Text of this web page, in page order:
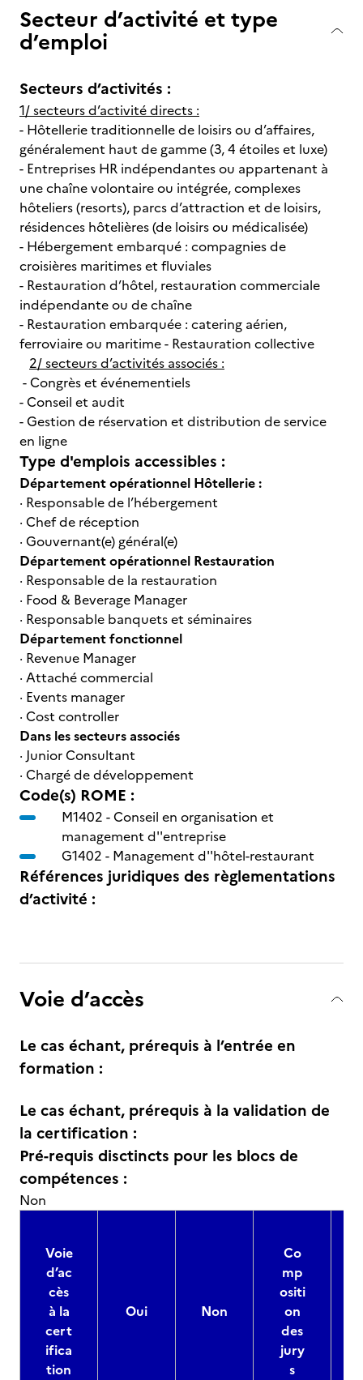
Secteur d’activité et type
d’emploi
Secteurs d’activités :
1/ secteurs d’activité directs :
- Hôtellerie traditionnelle de loisirs ou d’affaires,
généralement haut de gamme (3, 4 étoiles et luxe)
- Entreprises HR indépendantes ou appartenant à
une chaîne volontaire ou intégrée, complexes
hôteliers (resorts), parcs d’attraction et de loisirs,
résidences hôtelières (de loisirs ou médicalisée)
- Hébergement embarqué : compagnies de
croisières maritimes et fluviales
- Restauration d’hôtel, restauration commerciale
indépendante ou de chaîne
- Restauration embarquée : catering aérien,
ferroviaire ou maritime - Restauration collective
2/ secteurs d’activités associés :
- Congrès et événementiels
- Conseil et audit
- Gestion de réservation et distribution de service
en ligne
Type d'emplois accessibles :
Département opérationnel Hôtellerie :
· Responsable de l’hébergement
· Chef de réception
· Gouvernant(e) général(e)
Département opérationnel Restauration
· Responsable de la restauration
· Food & Beverage Manager
· Responsable banquets et séminaires
Département fonctionnel
· Revenue Manager
· Attaché commercial
· Events manager
· Cost controller
Dans les secteurs associés
· Junior Consultant
· Chargé de développement
Code(s) ROME :
M1402 -Conseil en organisation et
management d''entreprise
G1402 - Management d''hôtel-restaurant
Références juridiques des règlementations
d’activité :
Voie d’accès
Le cas échant, prérequis à l’entrée en
formation :
Le cas échant, prérequis à la validation de
la certification :
Pré-requis disctincts pour les blocs de
compétences :
Non
Voie
d’ac
cès
à la
cert
ifica
tion
Oui Non
Co
mp
ositi
on
des
jury
s